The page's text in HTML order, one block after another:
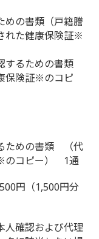
めの書類（戸籍謄
れた健康保険証※
するための書類
保険証※のコピ
ための書類 （代
のコピー） 1通
円（1,500円分
人確認および代理